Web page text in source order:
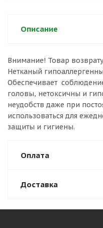
Описание
Внимание! Товар
Нетканый
Обеспечивает
головы, нетоксичны и
неудобств даже при
использоваться для
защиты и гигиены.
Оплата
Доставка